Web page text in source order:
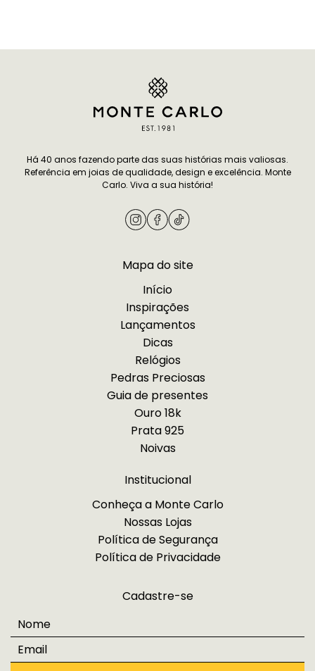
dicas de presente para amiga que
pensadas para mulheres que
apreciam joalheria de alto…
Continuar lendo7 infalíveis dicas de
compromisso
ou por designs
combinam…
sua união com
namoro
Há 40 anos fazendo parte das suas histórias mais valiosas.
Referência em joias de qualidade, design e excelência. Monte
Carlo. Viva a sua história!
Mapa do site
Início
Inspirações
Lançamentos
Dicas
Relógios
Pedras Preciosas
Guia de presentes
Ouro 18k
Prata 925
Noivas
Institucional
Conheça a Monte Carlo
Nossas Lojas
Política de Segurança
Política de Privacidade
Cadastre-se